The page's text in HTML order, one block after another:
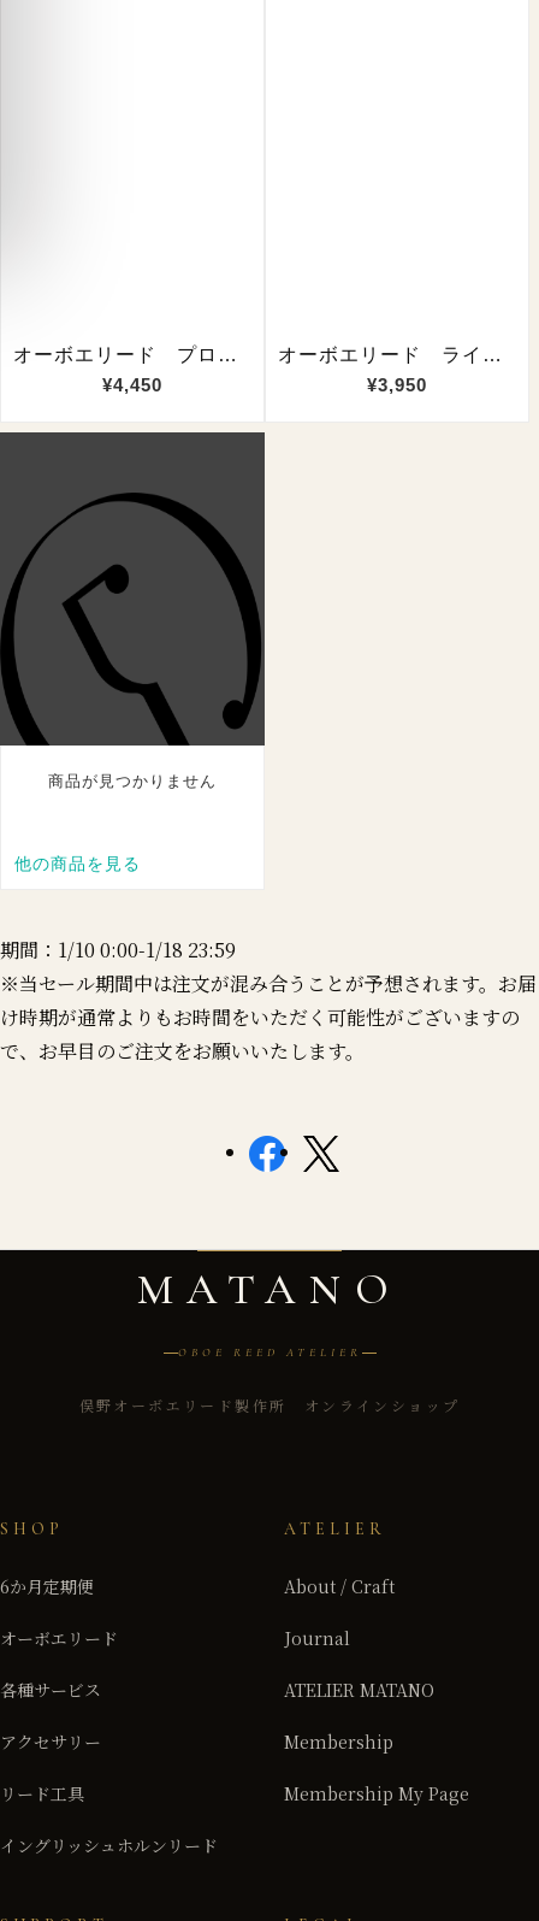
期間：1/10 0:00-1/18 23:59
※当セール期間中は注文が混み合うことが予想されます。お届
け時期が通常よりもお時間をいただく可能性がございますの
で、お早目のご注文をお願いいたします。
MATANO
OBOE REED ATELIER
俣野オーボエリード製作所 オンラインショップ
SHOP
6か月定期便
オーボエリード
各種サービス
アクセサリー
リード工具
イングリッシュホルンリード
ATELIER
About / Craft
Journal
ATELIER MATANO
Membership
Membership My Page